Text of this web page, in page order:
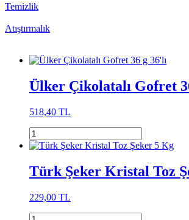
Temizlik
Atıştırmalık
Ülker Çikolatalı Gofret
518,40 TL
Türk Şeker Kristal Toz
229,00 TL